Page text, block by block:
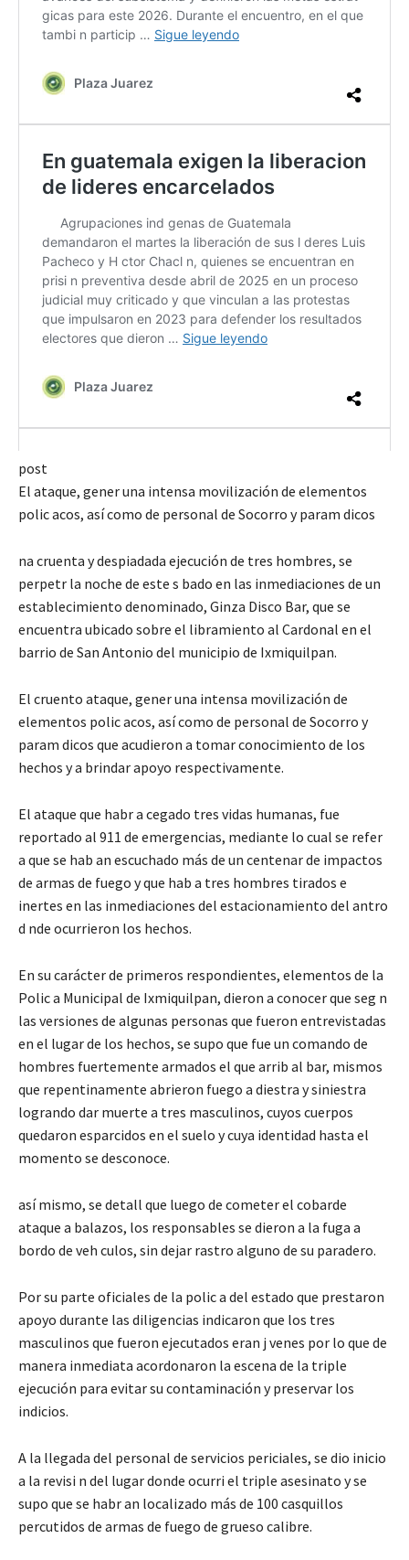
post
El ataque, gener una intensa movilización de elementos
polic acos, así como de personal de Socorro y param dicos
na cruenta y despiadada ejecución de tres hombres, se
perpetr la noche de este s bado en las inmediaciones de un
establecimiento denominado, Ginza Disco Bar, que se
encuentra ubicado sobre el libramiento al Cardonal en el
barrio de San Antonio del municipio de Ixmiquilpan.
El cruento ataque, gener una intensa movilización de
elementos polic acos, así como de personal de Socorro y
param dicos que acudieron a tomar conocimiento de los
hechos y a brindar apoyo respectivamente.
El ataque que habr a cegado tres vidas humanas, fue
reportado al 911 de emergencias, mediante lo cual se refer
a que se hab an escuchado más de un centenar de impactos
de armas de fuego y que hab a tres hombres tirados e
inertes en las inmediaciones del estacionamiento del antro
d nde ocurrieron los hechos.
En su carácter de primeros respondientes, elementos de la
Polic a Municipal de Ixmiquilpan, dieron a conocer que seg n
las versiones de algunas personas que fueron entrevistadas
en el lugar de los hechos, se supo que fue un comando de
hombres fuertemente armados el que arrib al bar, mismos
que repentinamente abrieron fuego a diestra y siniestra
logrando dar muerte a tres masculinos, cuyos cuerpos
quedaron esparcidos en el suelo y cuya identidad hasta el
momento se desconoce.
así mismo, se detall que luego de cometer el cobarde
ataque a balazos, los responsables se dieron a la fuga a
bordo de veh culos, sin dejar rastro alguno de su paradero.
Por su parte oficiales de la polic a del estado que prestaron
apoyo durante las diligencias indicaron que los tres
masculinos que fueron ejecutados eran j venes por lo que de
manera inmediata acordonaron la escena de la triple
ejecución para evitar su contaminación y preservar los
indicios.
A la llegada del personal de servicios periciales, se dio inicio
a la revisi n del lugar donde ocurri el triple asesinato y se
supo que se habr an localizado más de 100 casquillos
percutidos de armas de fuego de grueso calibre.